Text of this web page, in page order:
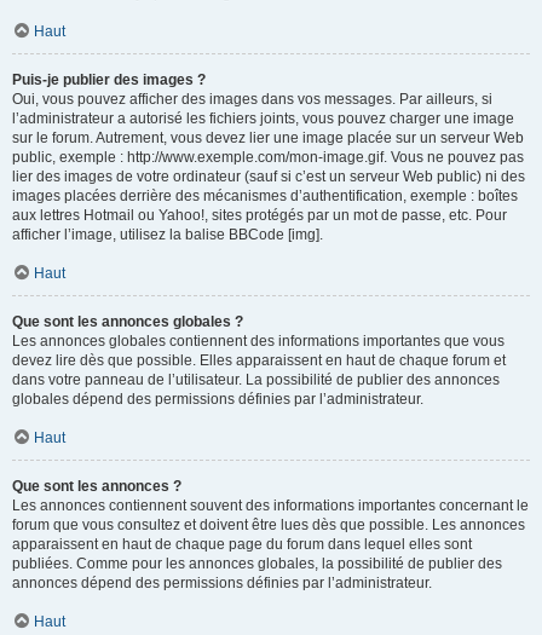
Haut
Puis-je publier des images ?
Oui, vous pouvez afficher des images dans vos messages. Par ailleurs, si
l’administrateur a autorisé les fichiers joints, vous pouvez charger une image
sur le forum. Autrement, vous devez lier une image placée sur un serveur Web
public, exemple : http://www.exemple.com/mon-image.gif. Vous ne pouvez pas
lier des images de votre ordinateur (sauf si c’est un serveur Web public) ni des
images placées derrière des mécanismes d’authentification, exemple : boîtes
aux lettres Hotmail ou Yahoo!, sites protégés par un mot de passe, etc. Pour
afficher l’image, utilisez la balise BBCode [img].
Haut
Que sont les annonces globales ?
Les annonces globales contiennent des informations importantes que vous
devez lire dès que possible. Elles apparaissent en haut de chaque forum et
dans votre panneau de l’utilisateur. La possibilité de publier des annonces
globales dépend des permissions définies par l’administrateur.
Haut
Que sont les annonces ?
Les annonces contiennent souvent des informations importantes concernant le
forum que vous consultez et doivent être lues dès que possible. Les annonces
apparaissent en haut de chaque page du forum dans lequel elles sont
publiées. Comme pour les annonces globales, la possibilité de publier des
annonces dépend des permissions définies par l’administrateur.
Haut